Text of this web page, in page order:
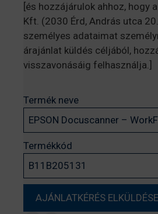
[és hozzájárulok ahhoz, hogy
Kft. (2030 Érd, András utca
személyes adataimat
árajánlat küldés céljából,
visszavonásáig felhasználja.]
Termék neve
Termékkód